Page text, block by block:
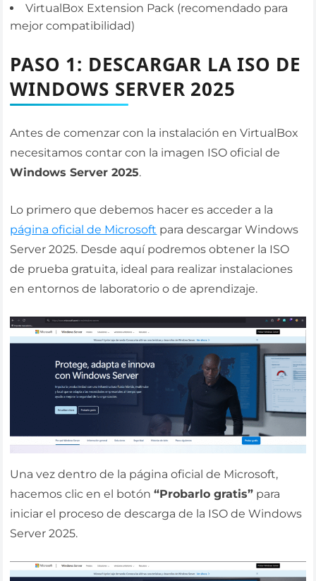
VirtualBox Extension Pack (recomendado para
mejor compatibilidad)
PASO 1: DESCARGAR LA ISO DE
WINDOWS SERVER 2025
Antes de comenzar con la instalación en VirtualBox
necesitamos contar con la imagen ISO oficial de
Windows Server 2025.
Lo primero que debemos hacer es acceder a la
página oficial de Microsoft para descargar Windows
Server 2025. Desde aquí podremos obtener la ISO
de prueba gratuita, ideal para realizar instalaciones
en entornos de laboratorio o de aprendizaje.
Una vez dentro de la página oficial de Microsoft,
hacemos clic en el botón“Probarlo gratis” para
iniciar el proceso de descarga de la ISO de Windows
Server 2025.